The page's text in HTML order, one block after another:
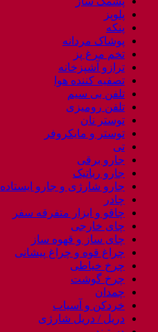
پلوپز
پنکه
پوشاک مردانه
تخم مرغ پز
ترازو آشپزخانه
تصفیه کننده هوا
تلفن بی سیم
تلفن رومیزی
توستر نان
توستر و مایکروفر
تی
جارو برقی
جارو رباتیک
جارو شارژی و جارو ایستاده
چادر
چاقو و ابزار متفرقه سفر
چای خارجی
چای ساز و قهوه ساز
چراغ قوه و چراغ پیشانی
چرخ خیاطی
چرخ گوشت
چمدان
خردکن و آسیاب
دریل / دریل شارژی